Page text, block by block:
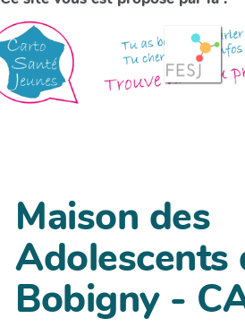
Maison des
Adolescents
Bobigny -